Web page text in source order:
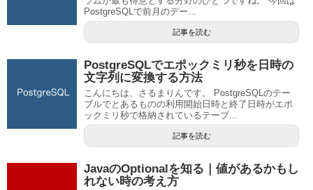
PostgreSQLで前月のデー...
記事を読む
PostgreSQLでエポックミリ秒を日時の
文字列に変換する方法
こんにちは、さるまりんです。 PostgreSQLのテー
ブルでとあるものの利用開始日時と終了日時がエポ
ックミリ秒で格納されているテーブ...
記事を読む
JavaのOptionalを知る｜値があるかもし
れない時の考え方